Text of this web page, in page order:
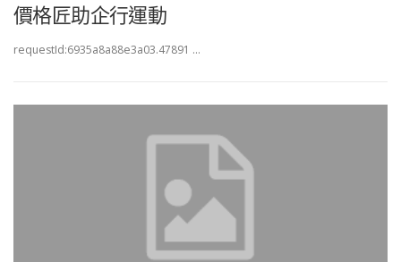
價格匠助企行運動
requestId:6935a8a88e3a03.47891 …